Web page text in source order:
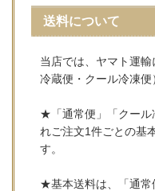
送料について
当店では、ヤマト運
冷蔵便・クール冷凍便
★「通常便」「クール
れご注文1件ごとの基
す。
★基本送料は、「通常